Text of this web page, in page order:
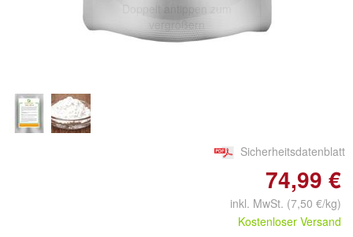
Doppelt antippen zum
vergrößern
Sicherheitsdatenblatt
74,99 €
inkl. MwSt. (7,50 €/kg)
Kostenloser Versand